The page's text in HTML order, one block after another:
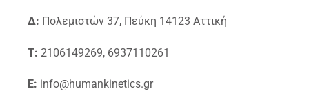
Δ: Πολεμιστών 37, Πεύκη 14123 Αττική
Τ: 2106149269, 6937110261
E: info@humankinetics.gr